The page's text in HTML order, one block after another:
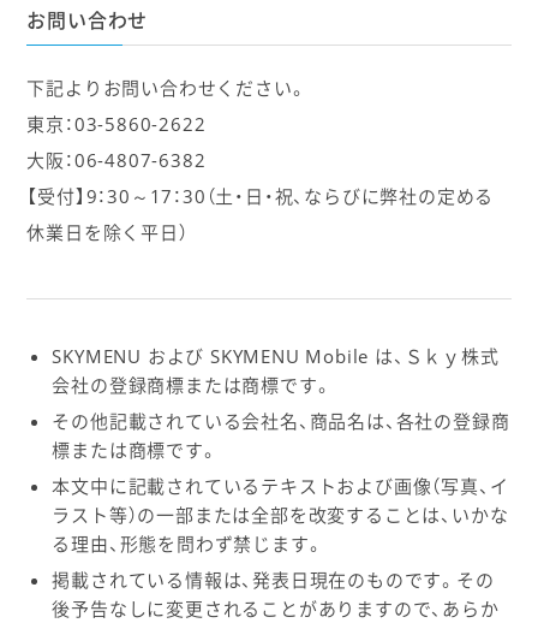
お問い合わせ
下記よりお問い合わせください。
東京：03-5860-2622
大阪：06-4807-6382
【受付】9：30～17：30（土・日・祝、ならびに弊社の定める
休業日を除く平日）
SKYMENU および SKYMENU Mobile は、Ｓｋｙ株式
会社の登録商標または商標です。
その他記載されている会社名、商品名は、各社の登録商
標または商標です。
本文中に記載されているテキストおよび画像（写真、イ
ラスト等）の一部または全部を改変することは、いかな
る理由、形態を問わず禁じます。
掲載されている情報は、発表日現在のものです。その
後予告なしに変更されることがありますので、あらか